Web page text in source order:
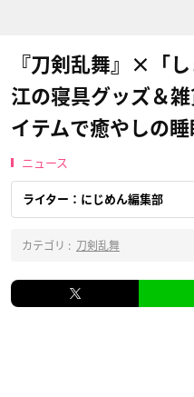
『刀剣乱舞』×「
江の寝具グッズ＆
イテムで癒やしの
ニュース
ライター：にじめん編集部
カテゴリ : 刀剣乱舞